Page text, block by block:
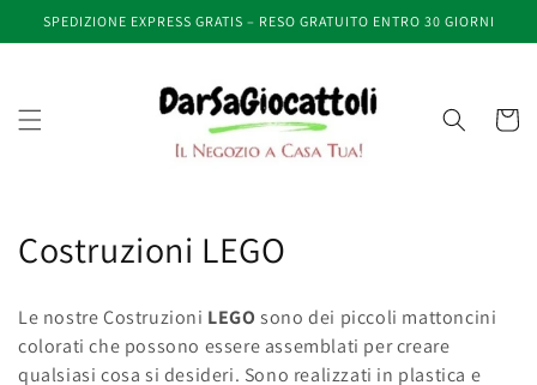
direttamente
ai contenuti
SPEDIZIONE EXPRESS GRATIS – RESO GRATUITO ENTRO 30 GIORNI
Carrello
C
l
Costruzioni LEGO
Le nostre Costruzioni LEGO sono dei piccoli mattoncini
colorati che possono essere assemblati per creare
qualsiasi cosa si desideri. Sono realizzati in plastica e